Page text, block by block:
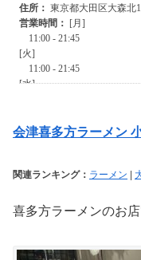
会津喜多方ラーメン
関連ランキング： ラーメン |
喜多方ラーメンのお店